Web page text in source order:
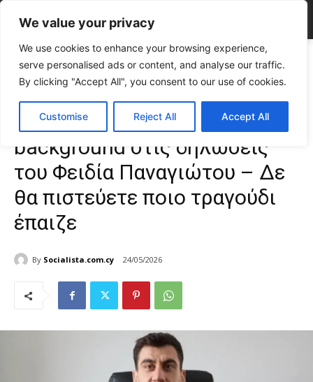
We value your privacy
We use cookies to enhance your browsing experience,
serve personalised ads or content, and analyse our traffic.
By clicking "Accept All", you consent to our use of cookies.
Customise Reject All Accept All
Home ΕΠΙΚΑΙΡΟΤΗΤΑ
Βίντεο: Το επικό μουσικό background στις
δηλώσεις του Φειδία Παναγιώτου - Δε...
Βίντεο: Το επικό μουσικό
background στις δηλώσεις
του Φειδία Παναγιώτου – Δε
θα πιστεύετε ποιο τραγούδι
έπαιζε
By Socialista.com.cy 24/05/2026